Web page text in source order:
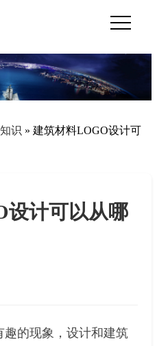
识 » 建筑材料LOGO设计可
设计可以从哪
的现象，设计和建筑